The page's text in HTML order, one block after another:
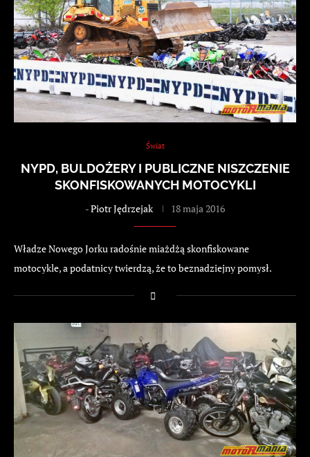
Świat
NYPD, BULDOŻERY I PUBLICZNE NISZCZENIE
SKONFISKOWANYCH MOTOCYKLI
-Piotr Jędrzejak 18 maja 2016
Władze Nowego Jorku radośnie miażdżą skonfiskowane
motocykle, a podatnicy twierdzą, że to beznadziejny pomysł.